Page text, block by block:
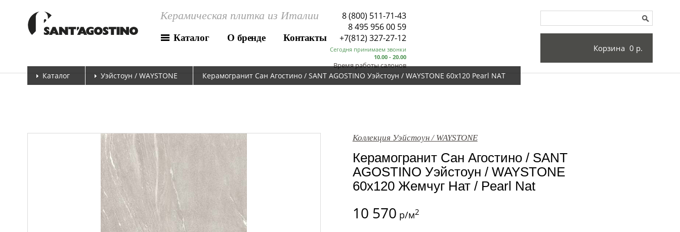
Керамическая плитка из Италии
Каталог О бренде Контакты
8 (800) 511-71-43
8 495 956 00 59
Сегодня принимаем звонки
10.00 - 20.00
Время работы салонов
+7(812) 327-27-12
Корзина 0 р.
Каталог Уэйстоун / WAYSTONE Керамогранит Сан Агостино / SANT AGOSTINO Уэйстоун / WAYSTONE 60x120 Pearl NAT
Коллекция Уэйстоун / WAYSTONE
Керамогранит Сан Агостино / SANT
AGOSTINO Уэйстоун / WAYSTONE
60x120 Жемчуг Нат / Pearl Nat
10 570 р/м2